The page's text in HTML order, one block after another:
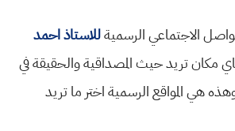
الاجتماعي الرسميةللاستاذ احمد
مكان تريد حيث المصداقية والحقيقة في
هي المواقع الرسمية اختر ما تريد